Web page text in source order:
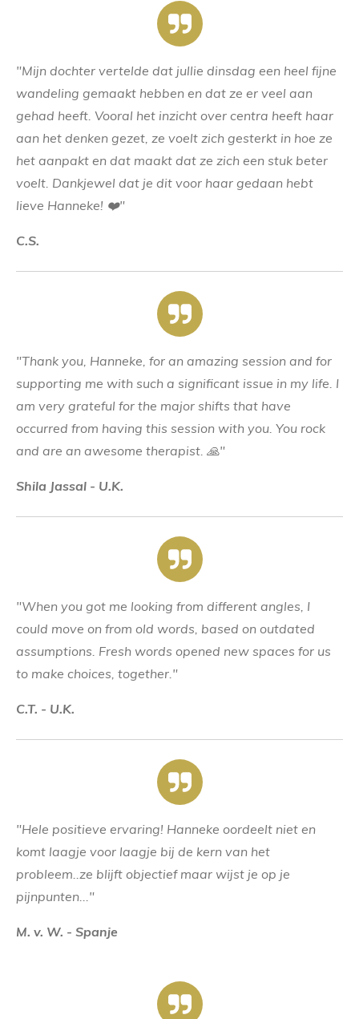
"Mijn dochter vertelde dat jullie dinsdag een heel fijne
wandeling gemaakt hebben en dat ze er veel aan
gehad heeft. Vooral het inzicht over centra heeft haar
aan het denken gezet, ze voelt zich gesterkt in hoe ze
het aanpakt en dat maakt dat ze zich een stuk beter
voelt. Dankjewel dat je dit voor haar gedaan hebt
lieve Hanneke! ❤️"
C.S.
"Thank you, Hanneke, for an amazing session and for
supporting me with such a significant issue in my life. I
am very grateful for the major shifts that have
occurred from having this session with you. You rock
and are an awesome therapist. 🙏"
Shila Jassal - U.K.
"When you got me looking from different angles, I
could move on from old words, based on outdated
assumptions. Fresh words opened new spaces for us
to make choices, together."
C.T. - U.K.
"Hele positieve ervaring! Hanneke oordeelt niet en
komt laagje voor laagje bij de kern van het
probleem..ze blijft objectief maar wijst je op je
pijnpunten..."
M. v. W. - Spanje